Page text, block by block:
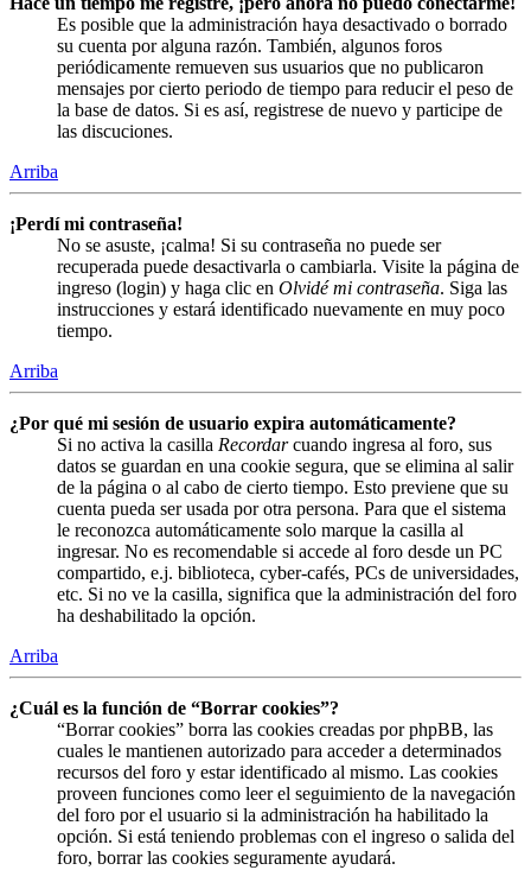
Es posible que la administración haya desactivado o borrado
su cuenta por alguna razón. También, algunos foros
periódicamente remueven sus usuarios que no publicaron
mensajes por cierto periodo de tiempo para reducir el peso de
la base de datos. Si es así, registrese de nuevo y participe de
las discuciones.
Arriba
¡Perdí mi contraseña!
No se asuste, ¡calma! Si su contraseña no puede ser
recuperada puede desactivarla o cambiarla. Visite la página de
ingreso (login) y haga clic en Olvidé mi contraseña. Siga las
instrucciones y estará identificado nuevamente en muy poco
tiempo.
Arriba
¿Por qué mi sesión de usuario expira automáticamente?
Si no activa la casilla Recordarcuando ingresa al foro, sus
datos se guardan en una cookie segura, que se elimina al salir
de la página o al cabo de cierto tiempo. Esto previene que su
cuenta pueda ser usada por otra persona. Para que el sistema
le reconozca automáticamente solo marque la casilla al
ingresar. No es recomendable si accede al foro desde un PC
compartido, e.j. biblioteca, cyber-cafés, PCs de universidades,
etc. Si no ve la casilla, significa que la administración del foro
ha deshabilitado la opción.
Arriba
¿Cuál es la función de “Borrar cookies”?
“Borrar cookies” borra las cookies creadas por phpBB, las
cuales le mantienen autorizado para acceder a determinados
recursos del foro y estar identificado al mismo. Las cookies
proveen funciones como leer el seguimiento de la navegación
del foro por el usuario si la administración ha habilitado la
opción. Si está teniendo problemas con el ingreso o salida del
foro, borrar las cookies seguramente ayudará.